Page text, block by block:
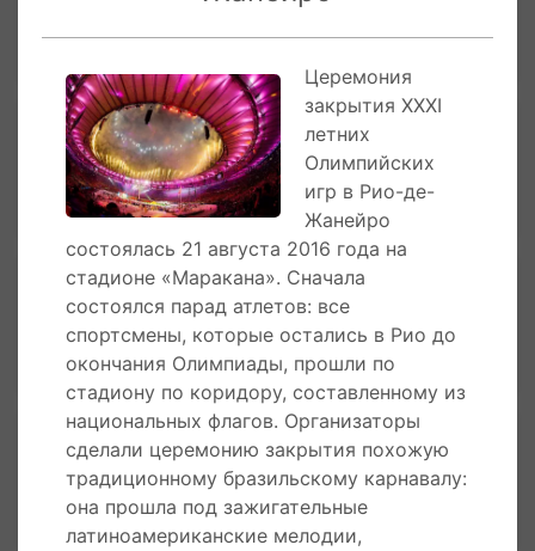
Забелинская Ольга
Сергеевна
Российская Велогонщица
Ефимова Юлия Андреевна
Российская Спортсменка
Мудранов Беслан
Заудинович
Российский Спорстмен
Церемония
закрытия XXXI
летних
Олимпийских
игр в Рио-де-
Жанейро
состоялась 21 августа 2016 года на
стадионе «Маракана». Сначала
состоялся парад атлетов: все
спортсмены, которые остались в Рио до
окончания Олимпиады, прошли по
стадиону по коридору, составленному из
национальных флагов. Организаторы
сделали церемонию закрытия похожую
традиционному бразильскому карнавалу:
она прошла под зажигательные
латиноамериканские мелодии,